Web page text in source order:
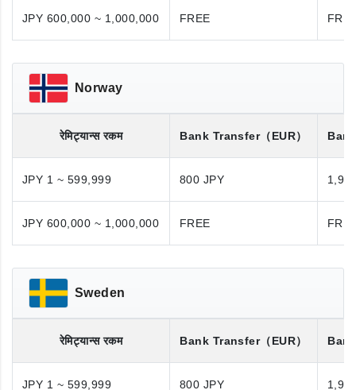
JPY 600,000 ~ 1,000,000 FREE
Norway
रेमिट्यान्स रकम Bank Transfer（EUR）
JPY 1 ~ 599,999 800 JPY
JPY 600,000 ~ 1,000,000 FREE
Sweden
रेमिट्यान्स रकम Bank Transfer（EUR）
JPY 1 ~ 599,999 800 JPY